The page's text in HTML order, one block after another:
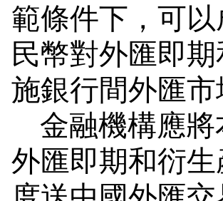
範條件下，可
民幣對外匯即
施銀行間外匯
金融機構應
外匯即期和衍